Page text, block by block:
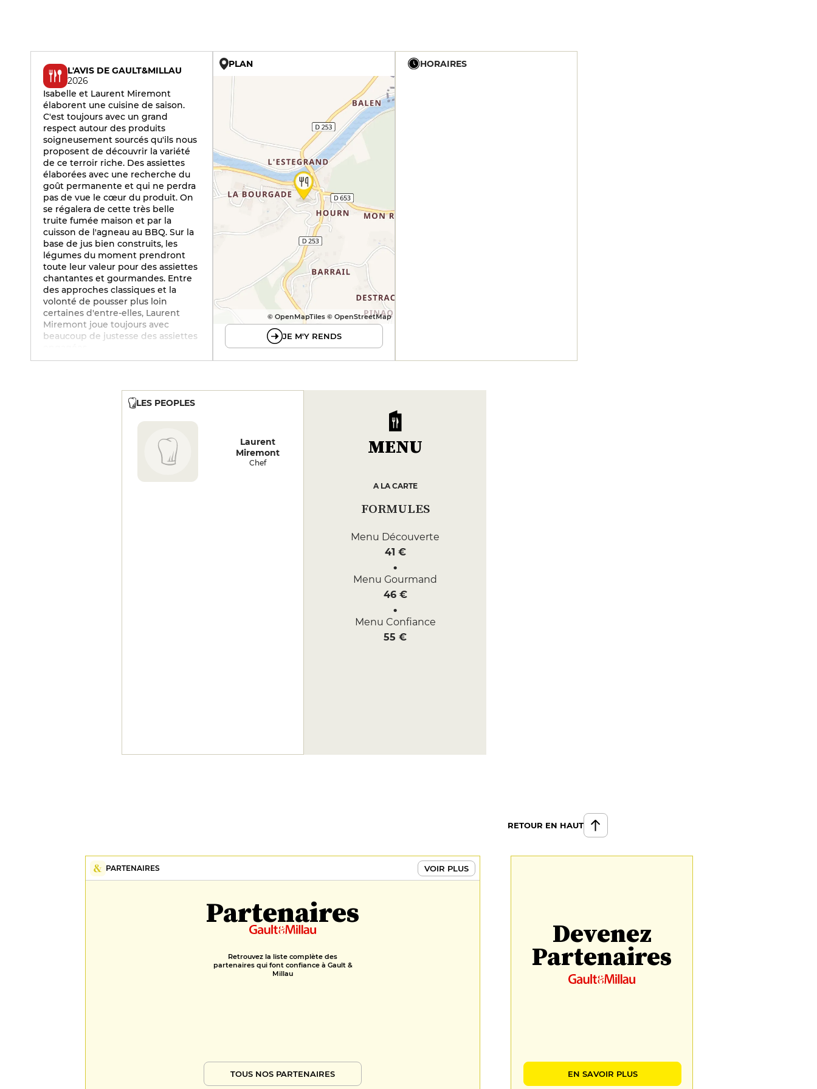
L'AVIS DE GAULT&MILLAU
2026
Isabelle et Laurent Miremont
élaborent une cuisine de saison.
C'est toujours avec un grand
respect autour des produits
soigneusement sourcés qu'ils nous
proposent de découvrir la variété
de ce terroir riche. Des assiettes
élaborées avec une recherche du
goût permanente et qui ne perdra
pas de vue le cœur du produit. On
se régalera de cette très belle
truite fumée maison et par la
cuisson de l'agneau au BBQ. Sur la
base de jus bien construits, les
légumes du moment prendront
toute leur valeur pour des assiettes
chantantes et gourmandes. Entre
des approches classiques et la
volonté de pousser plus loin
certaines d'entre-elles, Laurent
Miremont joue toujours avec
beaucoup de justesse des assiettes
PLAN
© OpenMapTiles © OpenStreetMap
JE M'Y RENDS
HORAIRES
LES PEOPLES
Laurent
Miremont
Chef
MENU
A LA CARTE
FORMULES
Menu Découverte
41 €
Menu Gourmand
46 €
Menu Confiance
55 €
RETOUR EN HAUT
PARTENAIRES VOIR PLUS
Partenaires
Retrouvez la liste complète des
partenaires qui font confiance à Gault &
Millau
TOUS NOS PARTENAIRES
Devenez
Partenaires
EN SAVOIR PLUS